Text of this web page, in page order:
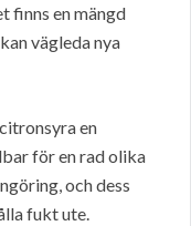
finns en mängd
vägleda nya
en
för en rad olika
och dess
fukt ute.